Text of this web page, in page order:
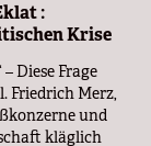
:
Krise
Diese Frage
Friedrich Merz,
und
kläglich